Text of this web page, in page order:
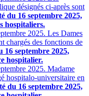
désignés ci-après sont
du 16 septembre 2025,
hospitaliers.
2025. Les Dames
chargés des fonctions de
16 septembre 2025,
hospitalier.
2025. Madame
hospitalo-universitaire en
du 16 septembre 2025,